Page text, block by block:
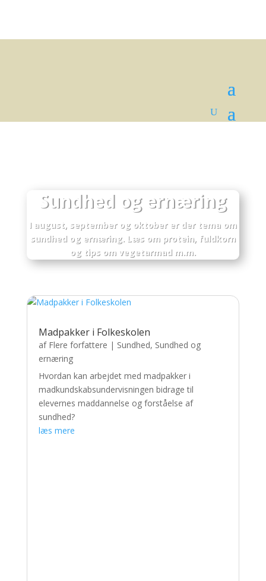
Sundhed og ernæring
I august, september og oktober er der tema om
sundhed og ernæring. Læs om protein, fuldkorn
og tips om vegetarmad m.m.
Madpakker i Folkeskolen
af Flere forfattere | Sundhed, Sundhed og
ernæring
Hvordan kan arbejdet med madpakker i
madkundskabsundervisningen bidrage til
elevernes maddannelse og forståelse af
sundhed?
læs mere